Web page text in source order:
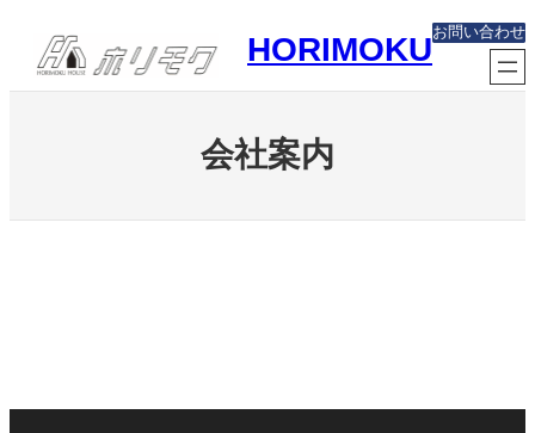
ス
HORIMOKUお問い合わせ
会社案内